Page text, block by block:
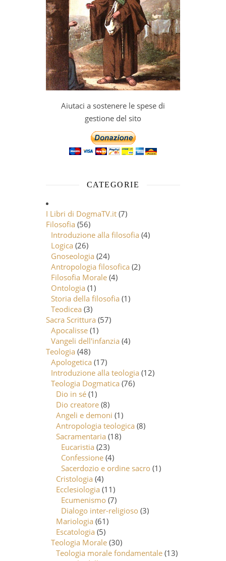
Aiutaci a sostenere le spese di
gestione del sito
CATEGORIE
I Libri di DogmaTV.it (7)
Filosofia (56)
Introduzione alla filosofia (4)
Logica (26)
Gnoseologia (24)
Antropologia filosofica (2)
Filosofia Morale (4)
Ontologia (1)
Storia della filosofia (1)
Teodicea (3)
Sacra Scrittura (57)
Apocalisse (1)
Vangeli dell'infanzia (4)
Teologia (48)
Apologetica (17)
Introduzione alla teologia (12)
Teologia Dogmatica (76)
Dio in sé (1)
Dio creatore (8)
Angeli e demoni (1)
Antropologia teologica (8)
Sacramentaria (18)
Eucaristia (23)
Confessione (4)
Sacerdozio e ordine sacro (1)
Cristologia (4)
Ecclesiologia (11)
Ecumenismo (7)
Dialogo inter-religioso (3)
Mariologia (61)
Escatologia (5)
Teologia Morale (30)
Teologia morale fondamentale (13)